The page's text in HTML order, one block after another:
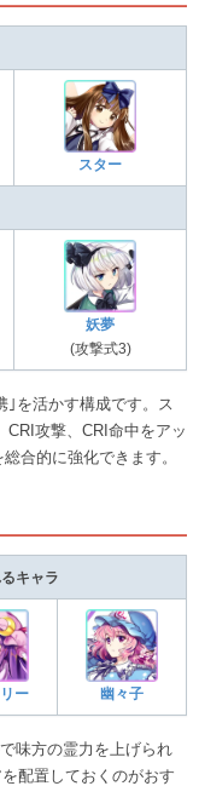
スター
妖夢
(攻撃式3)
｣を活かす構成です。ス
CRI攻撃、CRI命中をアッ
合的に強化できます。
キャラ
ー 幽々子
味方の霊力を上げられ
配置しておくのがおす